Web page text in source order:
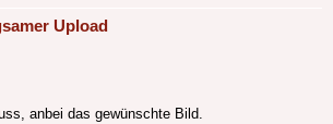
Upload
anbei das gewünschte Bild.